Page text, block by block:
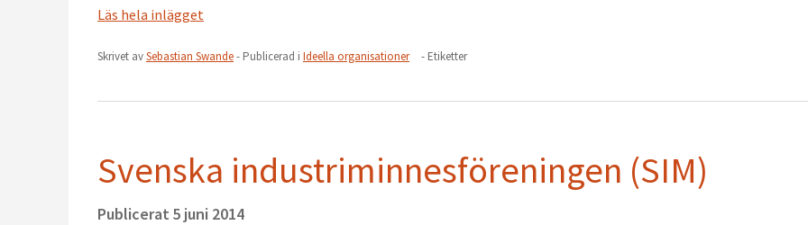
Läs hela inlägget
Skrivet avSebastian Swande- Publicerad i Ideella organisationer - Etiketter
Svenska industriminnesföreningen (SIM)
Publicerat 5 juni 2014